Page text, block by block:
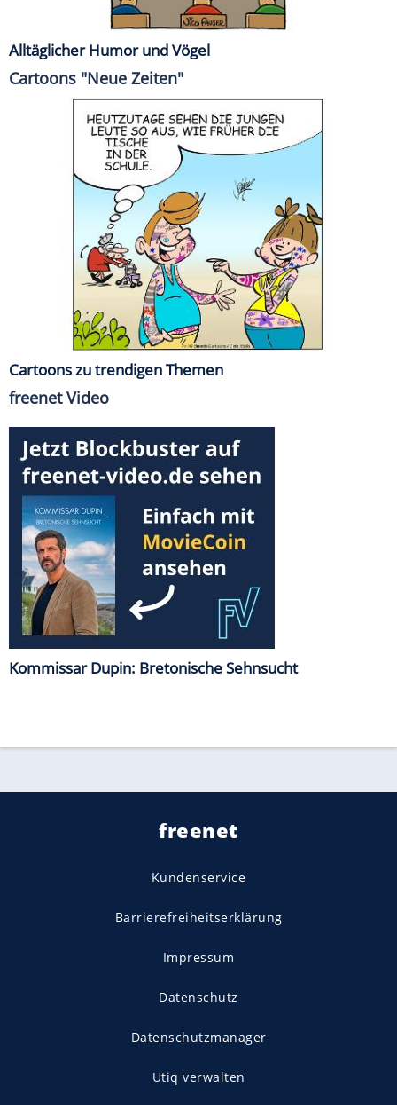
Alltäglicher Humor und Vögel
Cartoons "Neue Zeiten"
Cartoons zu trendigen Themen
freenet Video
Kommissar Dupin: Bretonische Sehnsucht
freenet
Kundenservice
Barrierefreiheitserklärung
Impressum
Datenschutz
Datenschutzmanager
Utiq verwalten